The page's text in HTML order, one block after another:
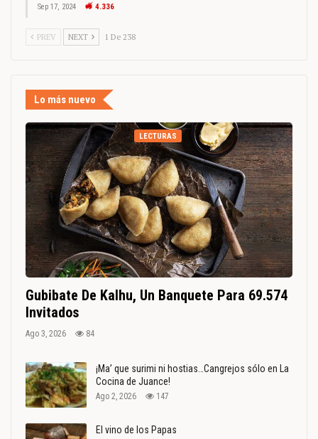
Sep 17, 2024 4.336
PREV NEXT 1 De 238
Lo más nuevo
LECTURAS
Gubibate De Kalhu, Un Banquete Para 69.574
Invitados
Ago 3, 2026 84
¡Ma’ que surimi ni hostias…Cangrejos sólo en La
Cocina de Juance!
Ago 2, 2026 147
El vino de los Papas